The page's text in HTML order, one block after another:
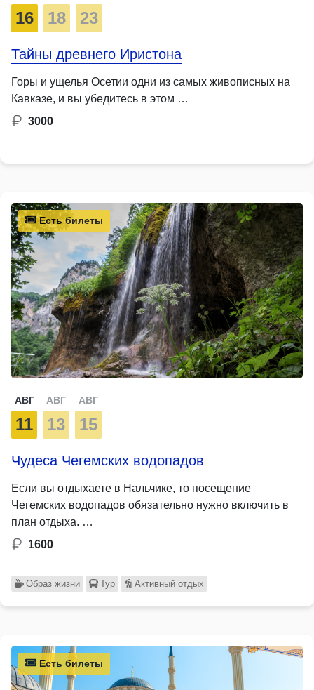
16 18 23
Тайны древнего Иристона
Горы и ущелья Осетии одни из самых живописных на
Кавказе, и вы убедитесь в этом …
3000
Есть билеты
АВГ
11
АВГ
13
АВГ
15
Чудеса Чегемских водопадов
Если вы отдыхаете в Нальчике, то посещение
Чегемских водопадов обязательно нужно включить в
план отдыха. …
1600
Образ жизни Тур Активный отдых
Есть билеты